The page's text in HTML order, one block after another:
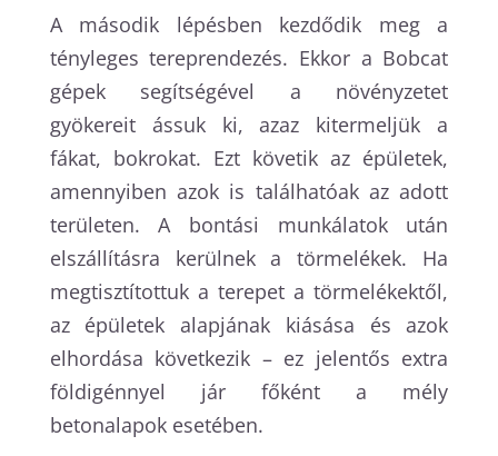
A második lépésben kezdődik meg a
tényleges tereprendezés. Ekkor a Bobcat
gépek segítségével a növényzetet
gyökereit ássuk ki, azaz kitermeljük a
fákat, bokrokat. Ezt követik az épületek,
amennyiben azok is találhatóak az adott
területen. A bontási munkálatok után
elszállításra kerülnek a törmelékek. Ha
megtisztítottuk a terepet a törmelékektől,
az épületek alapjának kiásása és azok
elhordása következik – ez jelentős extra
földigénnyel jár főként a mély
betonalapok esetében.